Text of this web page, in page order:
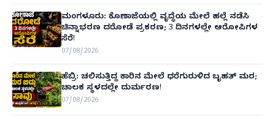
ಮಂಗಳೂರು: ಕೊಣಾಜೆಯಲ್ಲಿ ವೃದ್ಧೆಯ ಮೇಲೆ ಹಲ್ಲೆ ನಡೆಸಿ
ಚಿನ್ನಾಭರಣ ದರೋಡೆ ಪ್ರಕರಣ; 3 ದಿನಗಳಲ್ಲೇ ಆರೋಪಿಗಳ
ಸೆರೆ!
07/08/2026
ಹೆಬ್ರಿ: ಚಲಿಸುತ್ತಿದ್ದ ಕಾರಿನ ಮೇಲೆ ಧರೆಗುರುಳಿದ ಬೃಹತ್ ಮರ;
ಚಾಲಕ ಸ್ಥಳದಲ್ಲೇ ದುರ್ಮರಣ!
07/08/2026